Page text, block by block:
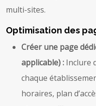
multi-sites.
Optimisation des
Créer une page
applicable) : Inclure
chaque
horaires, plan